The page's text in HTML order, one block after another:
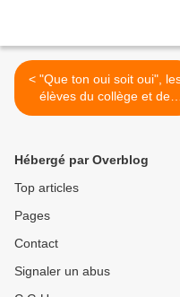
< "Que ton oui soit oui", les
élèves du collège et de
l'école ont prononcé leur
Hébergé par Overblog
Top articles
Pages
Contact
Signaler un abus